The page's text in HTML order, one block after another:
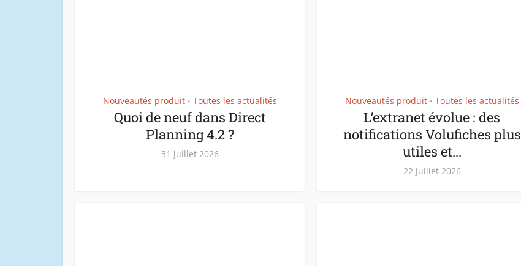
Nouveautés produit • Toutes les actualités
Quoi de neuf dans Direct
Planning 4.2 ?
31 juillet 2026
Nouveautés produit • Toutes les actualités
L’extranet évolue : des
notifications Volufiches plus
utiles et...
22 juillet 2026